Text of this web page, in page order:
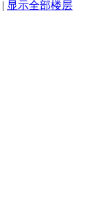
| 显示全部楼层